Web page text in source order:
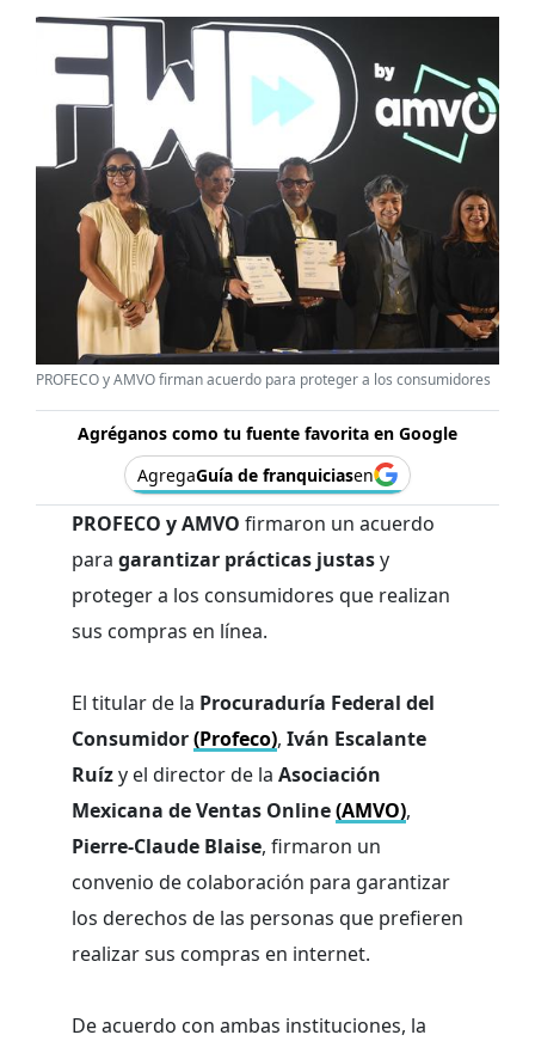
PROFECO y AMVO firman acuerdo para proteger a los consumidores
Agréganos como tu fuente favorita en Google
AgregaGuía de franquiciasen
PROFECO y AMVO firmaron un acuerdo
para garantizar prácticas justasy
proteger a los consumidores que realizan
sus compras en línea.
El titular de la Procuraduría Federal del
Consumidor(Profeco), Iván Escalante
Ruízy el director de la Asociación
Mexicana de Ventas Online(AMVO),
Pierre-Claude Blaise, firmaron un
convenio de colaboración para garantizar
los derechos de las personas que prefieren
realizar sus compras en internet.
De acuerdo con ambas instituciones, la